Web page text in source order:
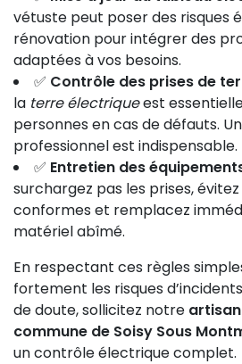
vétuste peut poser des risques
rénovation pour intégrer des
adaptées à vos besoins.
✅ Contrôle des prises de
la terre électriqueest
personnes en cas de défauts.
professionnel est indispensable.
✅ Entretien des
surchargez pas les prises,
conformes et remplacez
matériel abîmé.
En respectant ces règles
fortement les risques
de doute, sollicitez notre
commune de Soisy Sous
un contrôle électrique complet.